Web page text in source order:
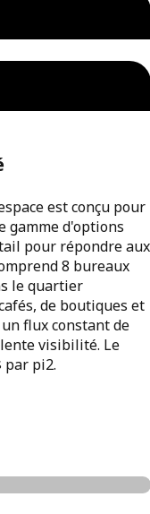
est conçu pour
gamme d'options
pour répondre aux
8 bureaux
le quartier
de boutiques et
flux constant de
visibilité. Le
par pi2.